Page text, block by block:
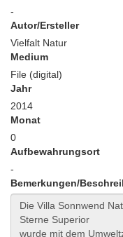
-
Autor/Ersteller
Vielfalt Natur
Medium
File (digital)
Jahr
2014
Monat
0
Aufbewahrungsort
-
Bemerkungen/